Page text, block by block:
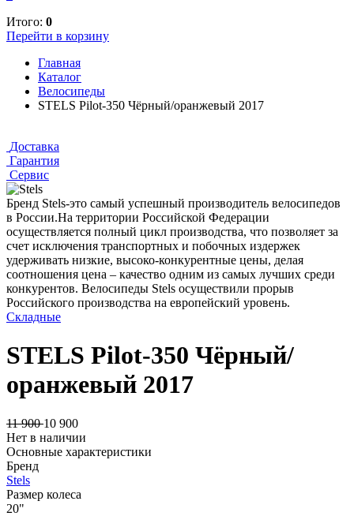
Итого: 0
Перейти в корзину
Главная
Каталог
Велосипеды
STELS Pilot-350 Чёрный/оранжевый 2017
Доставка
Гарантия
Сервис
Бренд Stels-это самый успешный производитель велосипедов
в России.На территории Российской Федерации
осуществляется полный цикл производства, что позволяет за
счет исключения транспортных и побочных издержек
удерживать низкие, высоко-конкурентные цены, делая
соотношения цена – качество одним из самых лучших среди
конкурентов. Велосипеды Stels осуществили прорыв
Российского производства на европейский уровень.
Складные
STELS Pilot-350 Чёрный/
оранжевый 2017
11 90010 900
Нет в наличии
Основные характеристики
Бренд
Stels
Размер колеса
20"